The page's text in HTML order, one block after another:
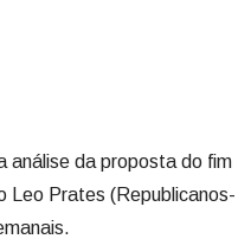
análise da proposta do fim
Leo Prates (Republicanos-